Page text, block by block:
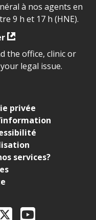
à nos agents en
9 h et 17 h (HNE).
the office, clinic or
legal issue.
privée
services?
Aid Ontario
X YouTube